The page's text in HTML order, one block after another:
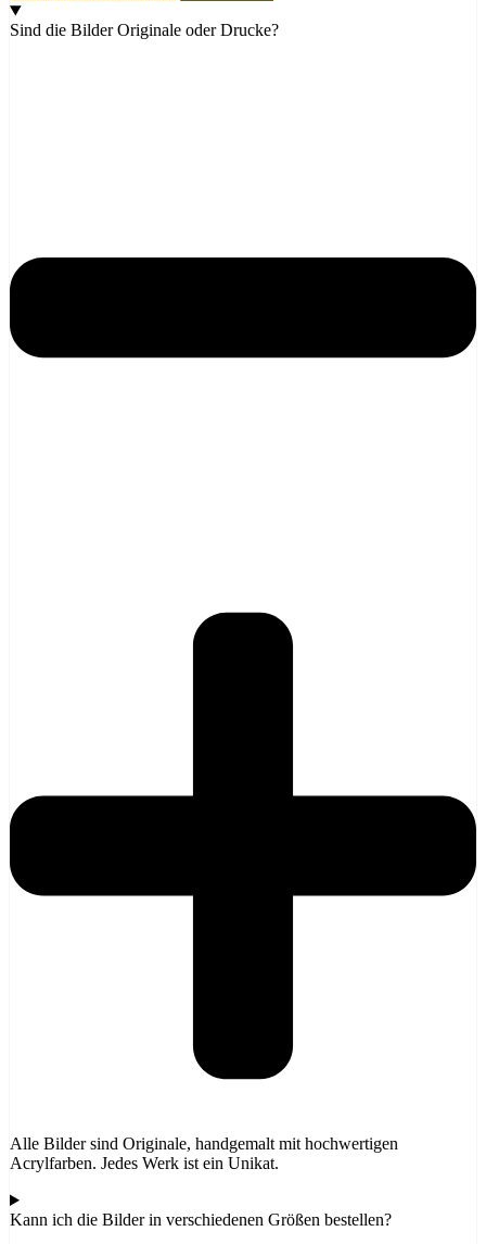
Sind die Bilder Originale oder Drucke?
Alle Bilder sind Originale, handgemalt mit hochwertigen
Acrylfarben. Jedes Werk ist ein Unikat.
Kann ich die Bilder in verschiedenen Größen bestellen?